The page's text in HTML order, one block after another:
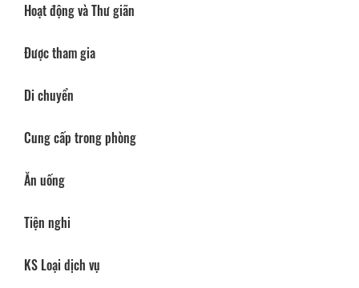
Hoạt động và Thư giãn
Được tham gia
Di chuyển
Cung cấp trong phòng
Ăn uống
Tiện nghi
KS Loại dịch vụ